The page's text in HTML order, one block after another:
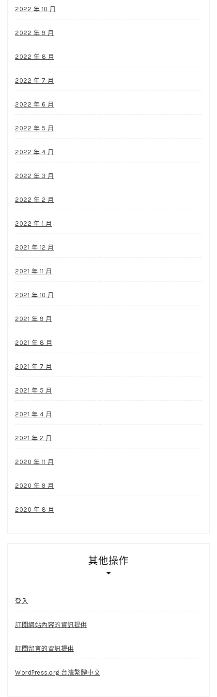
2022 年 10 月
2022 年 9 月
2022 年 8 月
2022 年 7 月
2022 年 6 月
2022 年 5 月
2022 年 4 月
2022 年 3 月
2022 年 2 月
2022 年 1 月
2021 年 12 月
2021 年 11 月
2021 年 10 月
2021 年 9 月
2021 年 8 月
2021 年 7 月
2021 年 5 月
2021 年 4 月
2021 年 2 月
2020 年 11 月
2020 年 9 月
2020 年 8 月
其他操作
登入
訂閱網站內容的資訊提供
訂閱留言的資訊提供
WordPress.org 台灣繁體中文